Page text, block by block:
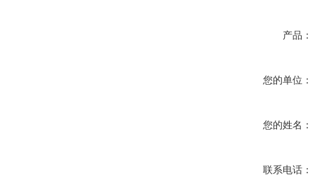
产品：
您的单位：
您的姓名：
联系电话：